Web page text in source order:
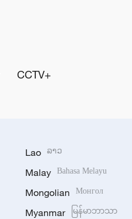
CCTV+
Lao ລາວ
Malay Bahasa Melayu
Mongolian Монгол
Myanmar မြန်မာဘာသာ